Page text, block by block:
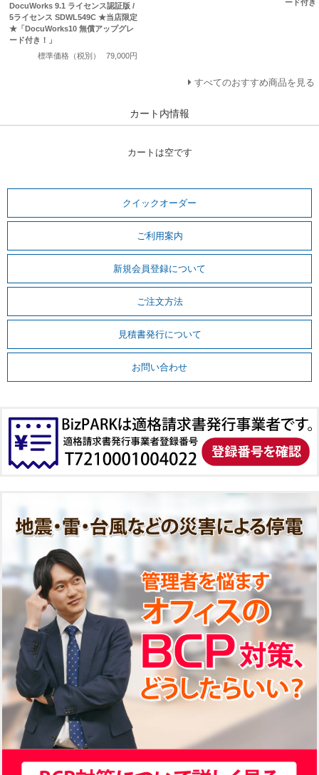
DocuWorks 9.1 ライセンス認証版 /
5ライセンス SDWL549C ★当店限定
★「DocuWorks10 無償アップグレ
ード付き！」
標準価格（税別）
79,000円
ード付き
すべてのおすすめ商品を見る
カート内情報
カートは空です
クイックオーダー
ご利用案内
新規会員登録について
ご注文方法
見積書発行について
お問い合わせ